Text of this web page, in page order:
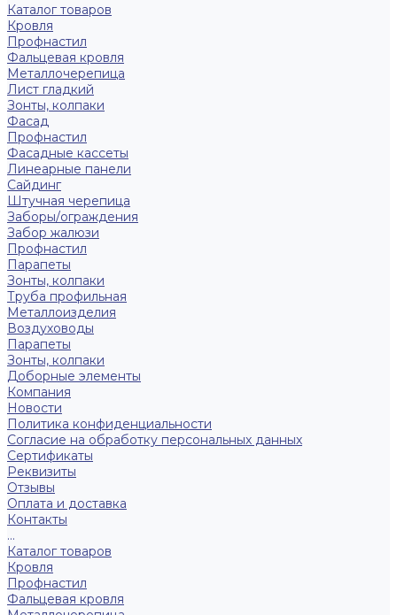
Каталог товаров
Кровля
Профнастил
Фальцевая кровля
Металлочерепица
Лист гладкий
Зонты, колпаки
Фасад
Профнастил
Фасадные кассеты
Линеарные панели
Сайдинг
Штучная черепица
Заборы/ограждения
Забор жалюзи
Профнастил
Парапеты
Зонты, колпаки
Труба профильная
Металлоизделия
Воздуховоды
Парапеты
Зонты, колпаки
Доборные элементы
Компания
Новости
Политика конфиденциальности
Согласие на обработку персональных данных
Сертификаты
Реквизиты
Отзывы
Оплата и доставка
Контакты
...
Каталог товаров
Кровля
Профнастил
Фальцевая кровля